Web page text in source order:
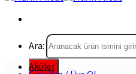
Ara:
Aküler